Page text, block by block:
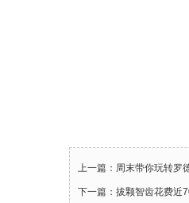
上一篇：周末带你玩转罗
下一篇：拔颗智齿花费近